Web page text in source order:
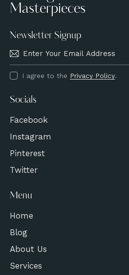
Masterpieces
Newsletter Signup
I agree to the Privacy Policy.
Socials
Facebook
Instagram
Pinterest
Twitter
Menu
Home
Blog
About Us
Services